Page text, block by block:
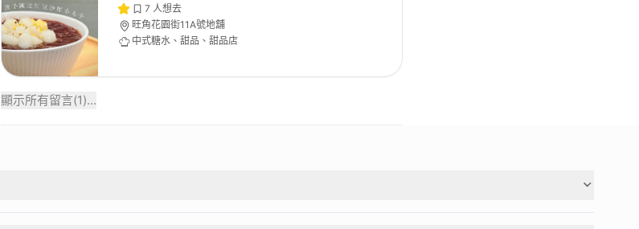
7 人想去
旺角花園街11A號地舖
中式糖水、甜品、甜品店
顯示所有留言(1)...